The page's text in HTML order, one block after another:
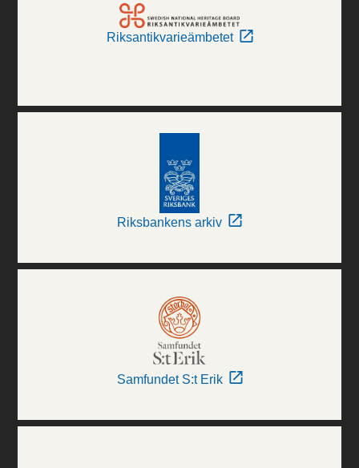
Riksantikvarieämbetet
Riksbankens arkiv
Samfundet S:t Erik